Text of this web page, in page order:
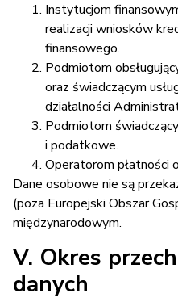
Instytucjom
realizacji wniosków
finansowego.
Podmiotom
oraz świadczącym
działalności
Podmiotom
i podatkowe.
Operatorom płatności
Dane osobowe nie są
(poza Europejski Obszar
międzynarodowym.
V. Okres
danych